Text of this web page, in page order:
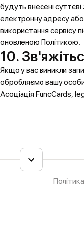
будуть внесені
електронну адресу
використання сервісу
оновленою Політикою.
10.
Якщо у вас виникли
обробляємо вашу
Асоціація FuncCards,